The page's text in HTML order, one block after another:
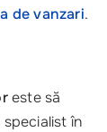
de vanzari.
este să
specialist în